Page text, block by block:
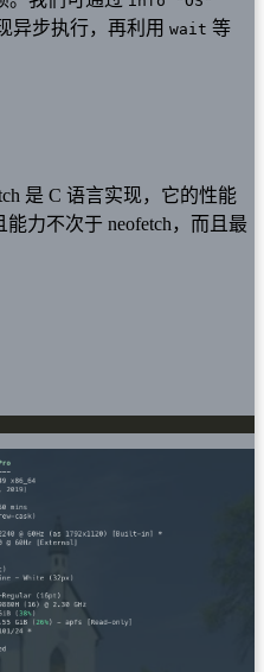
异步执行，再利用 wait 等
是 C 语言实现，它的性能
力不次于 neofetch，而且最